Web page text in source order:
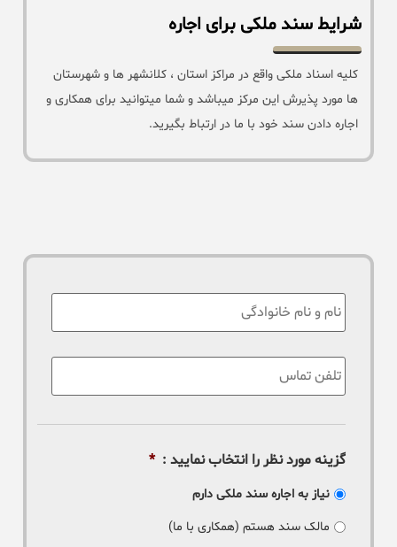
شرایط سند ملکی برای اجاره
کلیه اسناد ملکی واقع در مراکز استان ، کلانشهر ها و شهرستان
ها مورد پذیرش این مرکز میباشد و شما میتوانید برای همکاری و
اجاره دادن سند خود با ما در ارتباط بگیرید.
نام
تلفن
تماس
:
*
گزینه مورد نظر را انتخاب نمایید : *
نیاز به اجاره سند ملکی دارم
مالک سند هستم (همکاری با ما)